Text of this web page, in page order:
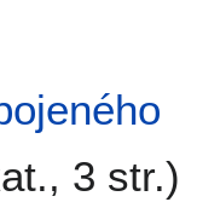
3 str.)